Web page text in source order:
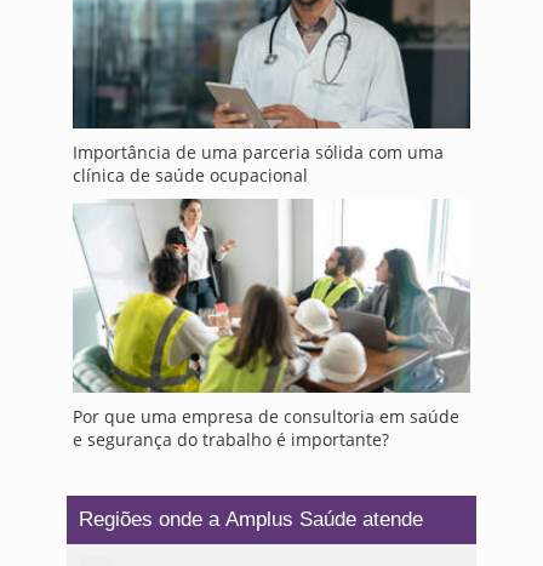
Importância de uma parceria sólida com uma
clínica de saúde ocupacional
Por que uma empresa de consultoria em saúde
e segurança do trabalho é importante?
Regiões onde a Amplus Saúde atende